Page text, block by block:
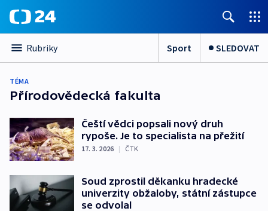
Rubriky Sport SLEDOVAT
TÉMA
Přírodovědecká fakulta
Čeští vědci popsali nový druh
rypoše. Je to specialista na přežití
17. 3. 2026 | ČTK
Soud zprostil děkanku hradecké
univerzity obžaloby, státní zástupce
se odvolal